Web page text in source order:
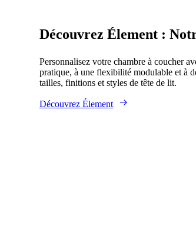
Découvrez Élement :
Personnalisez votre chambre à coucher
pratique, à une flexibilité modulable et à
tailles, finitions et styles de tête de lit.
Découvrez Élement